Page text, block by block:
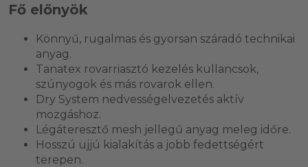
Fő előnyök
Könnyű, rugalmas és gyorsan száradó technikai
anyag.
Tanatex rovarriasztó kezelés kullancsok,
szúnyogok és más rovarok ellen.
Dry System nedvességelvezetés aktív
mozgáshoz.
Légáteresztő mesh jellegű anyag meleg időre.
Hosszú ujjú kialakítás a jobb fedettségért
terepen.